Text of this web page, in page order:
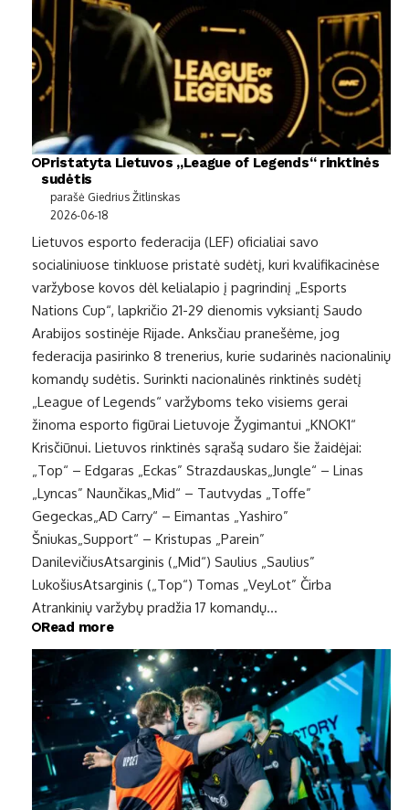
Pristatyta Lietuvos „League of Legends“ rinktinės
sudėtis
parašė Giedrius Žitlinskas
2026-06-18
Lietuvos esporto federacija (LEF) oficialiai savo
socialiniuose tinkluose pristatė sudėtį, kuri kvalifikacinėse
varžybose kovos dėl kelialapio į pagrindinį „Esports
Nations Cup“, lapkričio 21-29 dienomis vyksiantį Saudo
Arabijos sostinėje Rijade. Anksčiau pranešėme, jog
federacija pasirinko 8 trenerius, kurie sudarinės nacionalinių
komandų sudėtis. Surinkti nacionalinės rinktinės sudėtį
„League of Legends“ varžyboms teko visiems gerai
žinoma esporto figūrai Lietuvoje Žygimantui „KNOK1“
Krisčiūnui. Lietuvos rinktinės sąrašą sudaro šie žaidėjai:
„Top“ – Edgaras „Eckas” Strazdauskas„Jungle“ – Linas
„Lyncas” Naunčikas„Mid“ – Tautvydas „Toffe”
Gegeckas„AD Carry“ – Eimantas „Yashiro”
Šniukas„Support“ – Kristupas „Parein”
DanilevičiusAtsarginis („Mid“) Saulius „Saulius”
LukošiusAtsarginis („Top“) Tomas „VeyLot” Čirba
Atrankinių varžybų pradžia 17 komandų…
Read more